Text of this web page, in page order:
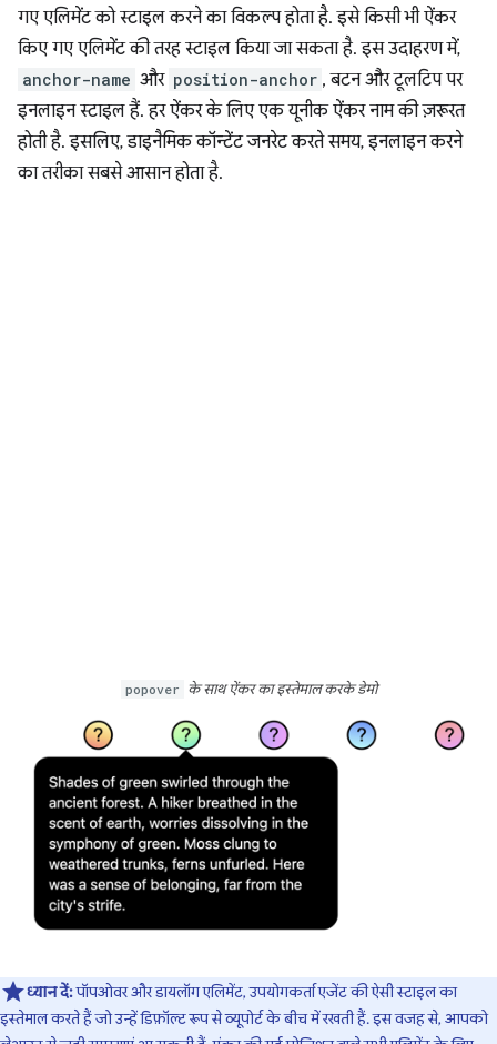
गए एलिमेंट को स्टाइल करने का विकल्प होता है. इसे किसी भी ऐंकर
किए गए एलिमेंट की तरह स्टाइल किया जा सकता है. इस उदाहरण में,
anchor-name और position-anchor , बटन और टूलटिप पर
इनलाइन स्टाइल हैं. हर ऐंकर के लिए एक यूनीक ऐंकर नाम की ज़रूरत
होती है. इसलिए, डाइनैमिक कॉन्टेंट जनरेट करते समय, इनलाइन करने
का तरीका सबसे आसान होता है.
popover के साथ ऐंकर का इस्तेमाल करके डेमो
ध्यान दें:पॉपओवर और डायलॉग एलिमेंट, उपयोगकर्ता एजेंट की ऐसी स्टाइल का
इस्तेमाल करते हैं जो उन्हें डिफ़ॉल्ट रूप से व्यूपोर्ट के बीच में रखती हैं. इस वजह से, आपको